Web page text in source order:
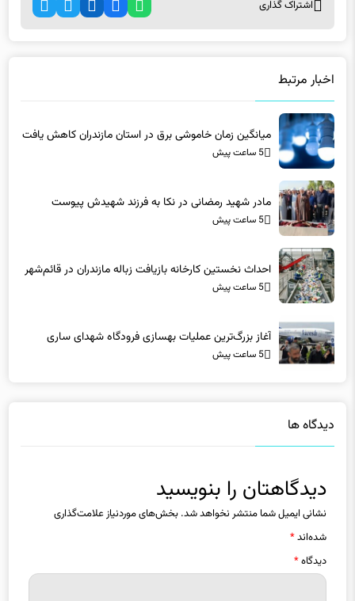
اشتراک گذاری
اخبار مرتبط
میانگین زمان خاموشی برق در استان مازندران کاهش یافت
5 ساعت پیش
مادر شهید رمضانی در نکا به فرزند شهیدش پیوست
5 ساعت پیش
احداث نخستین کارخانه بازیافت زباله مازندران در قائم‌شهر
5 ساعت پیش
آغاز بزرگ‌ترین عملیات بهسازی فرودگاه شهدای ساری
5 ساعت پیش
دیدگاه ها
دیدگاهتان را بنویسید
نشانی ایمیل شما منتشر نخواهد شد. بخش‌های موردنیاز علامت‌گذاری
شده‌اند*
دیدگاه*